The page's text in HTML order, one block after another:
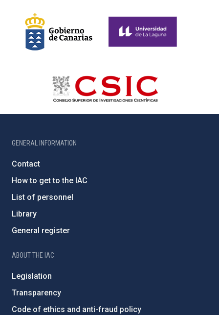
GENERAL INFORMATION
Contact
How to get to the IAC
List of personnel
Library
General register
ABOUT THE IAC
Legislation
Transparency
Code of ethics and anti-fraud policy